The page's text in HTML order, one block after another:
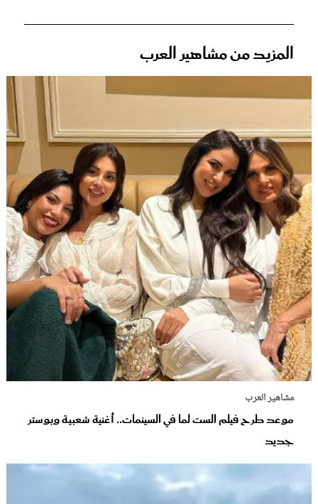
المزيد من مشاهير العرب
مشاهير العرب
موعد طرح فيلم الست لما في السينمات.. أغنية شعبية وبوستر
جديد